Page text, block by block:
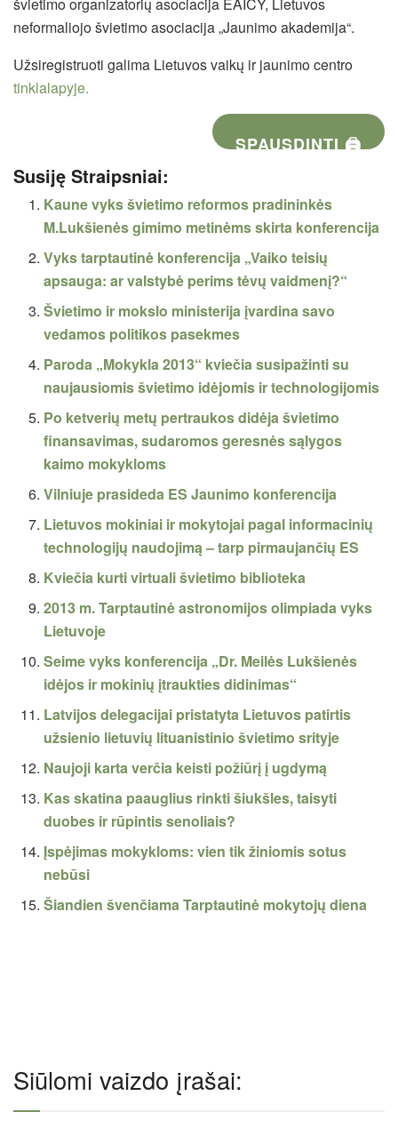
neformaliojo švietimo asociacija „Jaunimo akademija“.
Užsiregistruoti galima Lietuvos vaikų ir jaunimo centro
tinklalapyje.
SPAUSDINTI 🖨
Susiję Straipsniai:
Kaune vyks švietimo reformos pradininkės
M.Lukšienės gimimo metinėms skirta konferencija
Vyks tarptautinė konferencija „Vaiko teisių
apsauga: ar valstybė perims tėvų vaidmenį?“
Švietimo ir mokslo ministerija įvardina savo
vedamos politikos pasekmes
Paroda „Mokykla 2013“ kviečia susipažinti su
naujausiomis švietimo idėjomis ir technologijomis
Po ketverių metų pertraukos didėja švietimo
finansavimas, sudaromos geresnės sąlygos
kaimo mokykloms
Vilniuje prasideda ES Jaunimo konferencija
Lietuvos mokiniai ir mokytojai pagal informacinių
technologijų naudojimą – tarp pirmaujančių ES
Kviečia kurti virtuali švietimo biblioteka
2013 m. Tarptautinė astronomijos olimpiada vyks
Lietuvoje
Seime vyks konferencija „Dr. Meilės Lukšienės
idėjos ir mokinių įtraukties didinimas“
Latvijos delegacijai pristatyta Lietuvos patirtis
užsienio lietuvių lituanistinio švietimo srityje
Naujoji karta verčia keisti požiūrį į ugdymą
Kas skatina paauglius rinkti šiukšles, taisyti
duobes ir rūpintis senoliais?
Įspėjimas mokykloms: vien tik žiniomis sotus
nebūsi
Šiandien švenčiama Tarptautinė mokytojų diena
Siūlomi vaizdo įrašai: